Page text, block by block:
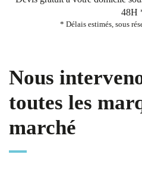
48H
* Délais estimés, sous
Nous
toutes les
marché